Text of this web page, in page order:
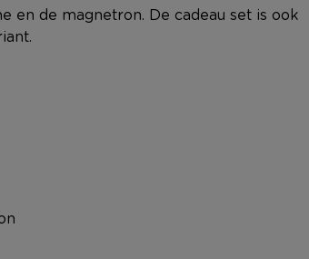
en de magnetron. De cadeau set is ook